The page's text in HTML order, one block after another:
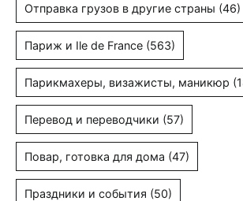
Отправка грузов в другие страны (46)
Париж и Ile de France (563)
Парикмахеры, визажисты, маникюр
Перевод и переводчики (57)
Повар, готовка для дома (47)
Праздники и события (50)